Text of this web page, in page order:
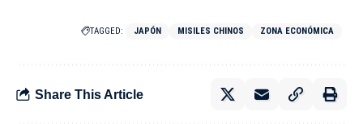
TAGGED: JAPÓN MISILES CHINOS ZONA ECONÓMICA
Share This Article